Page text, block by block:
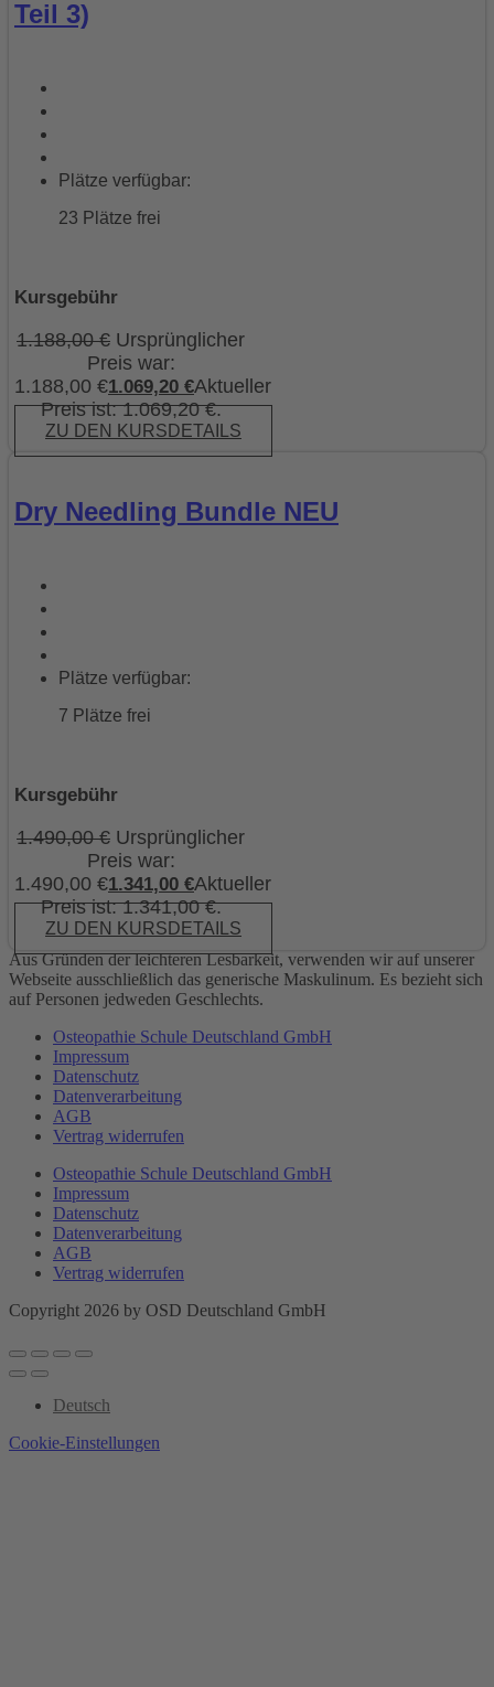
Teil 3)
Plätze verfügbar:
23 Plätze frei
Kursgebühr
1.188,00€ Ursprünglicher
Preis war:
1.188,00 €1.069,20 €Aktueller
Preis ist: 1.069,20 €.
ZU DEN KURSDETAILS
Dry Needling Bundle NEU
Plätze verfügbar:
7 Plätze frei
Kursgebühr
1.490,00€ Ursprünglicher
Preis war:
1.490,00 €1.341,00 €Aktueller
Preis ist: 1.341,00 €.
ZU DEN KURSDETAILS
Aus Gründen der leichteren Lesbarkeit, verwenden wir auf unserer
Webseite ausschließlich das generische Maskulinum. Es bezieht sich
auf Personen jedweden Geschlechts.
Osteopathie Schule Deutschland GmbH
Impressum
Datenschutz
Datenverarbeitung
AGB
Vertrag widerrufen
Osteopathie Schule Deutschland GmbH
Impressum
Datenschutz
Datenverarbeitung
AGB
Vertrag widerrufen
Copyright 2026 by OSD Deutschland GmbH
Deutsch
Cookie-Einstellungen